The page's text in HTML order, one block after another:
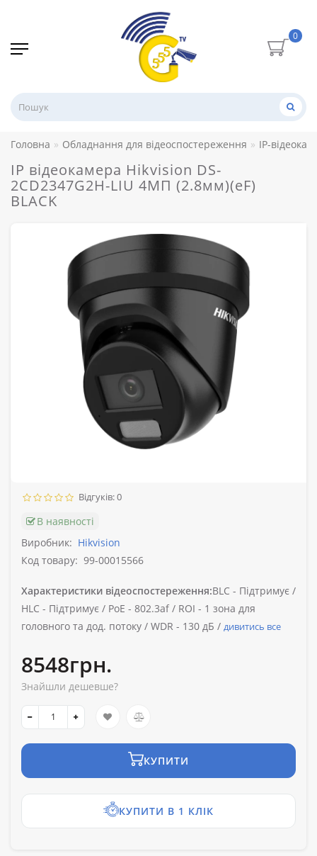
0
Головна Обладнання для відеоспостереження IP-
IP відеокамера Hikvision DS-
2CD2347G2H-LIU 4МП (2.8мм)(eF)
BLACK
Відгуків: 0
В наявності
Виробник: Hikvision
Код товару: 99-00015566
Характеристики відеоспостереження:BLC - Підтримує /
HLC - Підтримує / PoE - 802.3af / ROI - 1 зона для
головного та дод. потоку / WDR - 130 дБ / дивитись все
8548грн.
Знайшли дешевше?
КУПИТИ
КУПИТИ В 1 КЛІК